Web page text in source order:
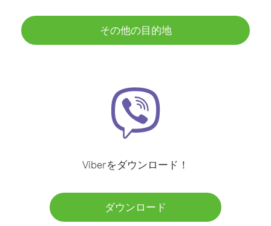
その他の目的地
Viberをダウンロード！
ダウンロード